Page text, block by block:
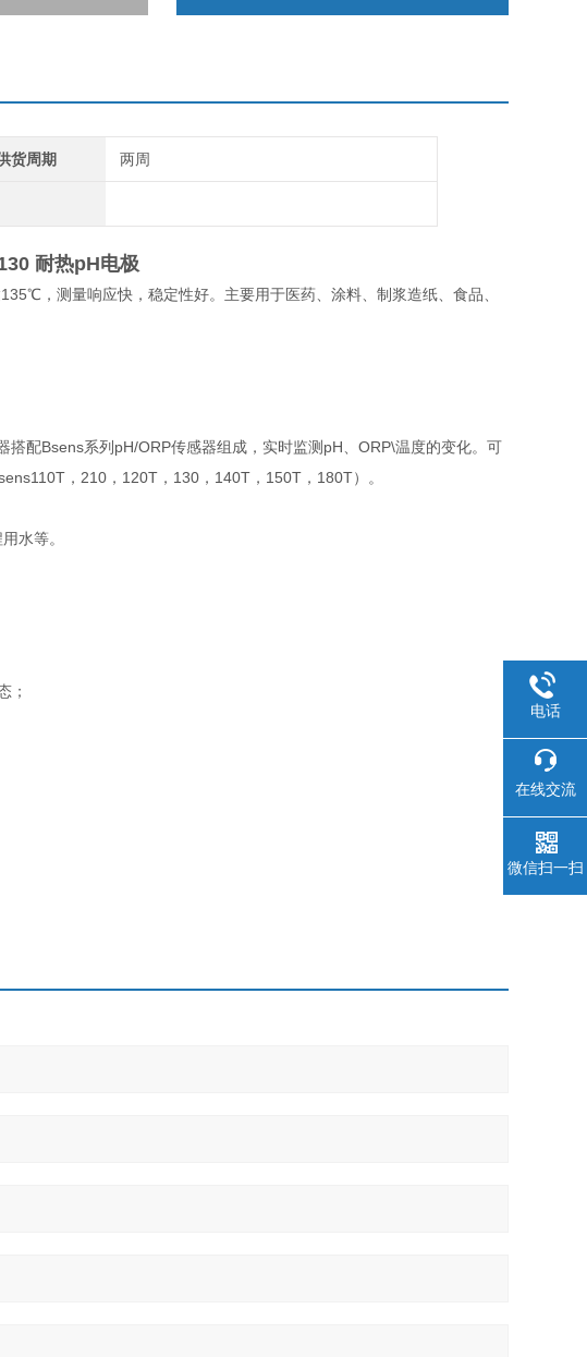
货周期 两周
耐热pH电极
，测量响应快，稳定性好。主要用于医药、涂料、制浆造纸、食品、
搭配Bsens系列pH/ORP传感器组成，实时监测pH、ORP\温度的变化。可
，210，120T，130，140T，150T，180T）。
水等。
；
电话
在线交流
微信扫一扫